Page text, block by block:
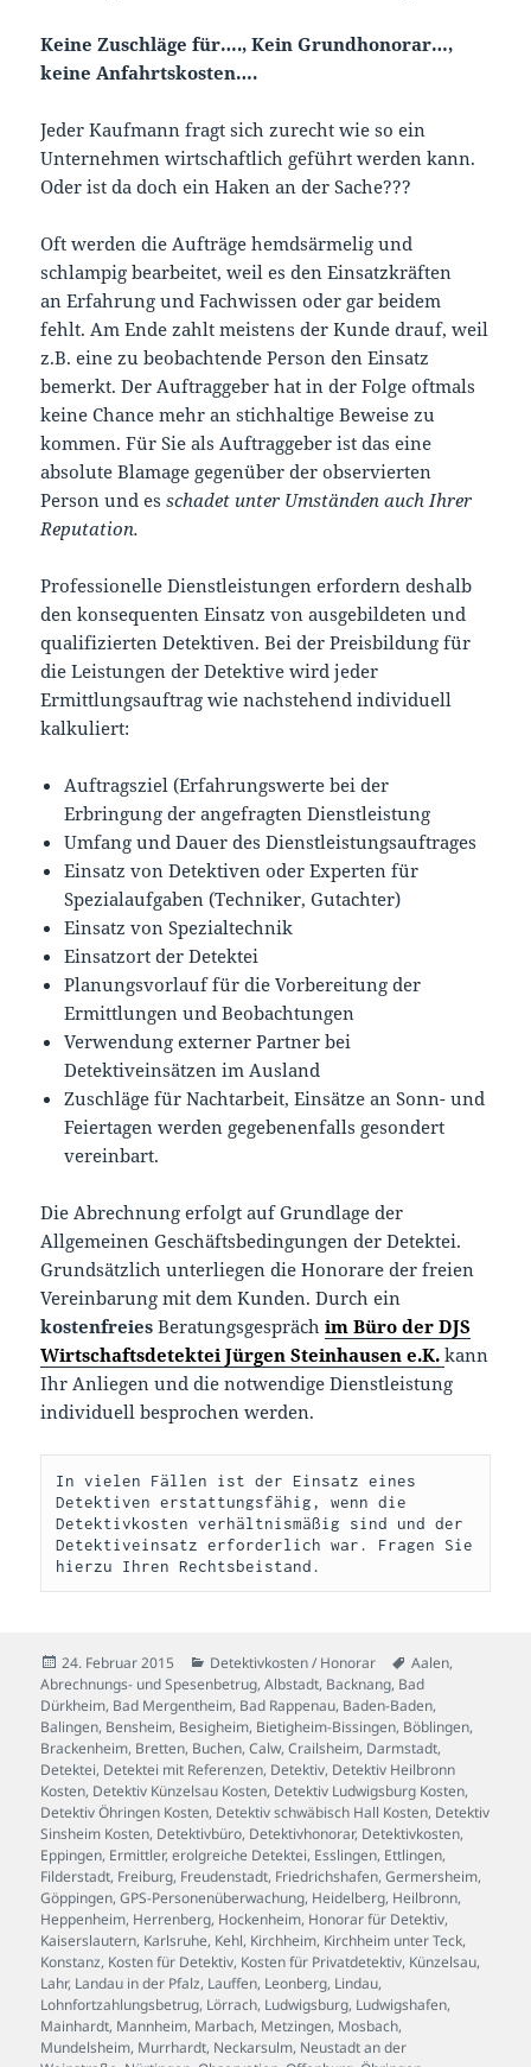
Keine Zuschläge für…., Kein Grundhonorar…,
keine Anfahrtskosten….
Jeder Kaufmann fragt sich zurecht wie so ein
Unternehmen wirtschaftlich geführt werden kann.
Oder ist da doch ein Haken an der Sache???
Oft werden die Aufträge hemdsärmelig und
schlampig bearbeitet, weil es den Einsatzkräften
an Erfahrung und Fachwissen oder gar beidem
fehlt. Am Ende zahlt meistens der Kunde drauf, weil
z.B. eine zu beobachtende Person den Einsatz
bemerkt. Der Auftraggeber hat in der Folge oftmals
keine Chance mehr an stichhaltige Beweise zu
kommen. Für Sie als Auftraggeber ist das eine
absolute Blamage gegenüber der observierten
Person und esschadet unter Umständen auch Ihrer
Reputation.
Professionelle Dienstleistungen erfordern deshalb
den konsequenten Einsatz von ausgebildeten und
qualifizierten Detektiven. Bei der Preisbildung für
die Leistungen der Detektive wird jeder
Ermittlungsauftrag wie nachstehend individuell
kalkuliert:
Auftragsziel (Erfahrungswerte bei der
Erbringung der angefragten Dienstleistung
Umfang und Dauer des Dienstleistungsauftrages
Einsatz von Detektiven oder Experten für
Spezialaufgaben (Techniker, Gutachter)
Einsatz von Spezialtechnik
Einsatzort der Detektei
Planungsvorlauf für die Vorbereitung der
Ermittlungen und Beobachtungen
Verwendung externer Partner bei
Detektiveinsätzen im Ausland
Zuschläge für Nachtarbeit, Einsätze an Sonn- und
Feiertagen werden gegebenenfalls gesondert
vereinbart.
Die Abrechnung erfolgt auf Grundlage der
Allgemeinen Geschäftsbedingungen der Detektei.
Grundsätzlich unterliegen die Honorare der freien
Vereinbarung mit dem Kunden. Durch ein
kostenfreies Beratungsgesprächim Büro der DJS
Wirtschaftsdetektei Jürgen Steinhausen e.K. kann
Ihr Anliegen und die notwendige Dienstleistung
individuell besprochen werden.
In vielen Fällen ist der Einsatz eines
Detektiven erstattungsfähig, wenn die
Detektivkosten verhältnismäßig sind und der
Detektiveinsatz erforderlich war. Fragen Sie
hierzu Ihren Rechtsbeistand.
Veröffentlicht
am
24. Februar 2015 Kategorien
Detektivkosten / Honorar Schlagwörter
Aalen,
Abrechnungs- und Spesenbetrug,Albstadt, Backnang, Bad
Dürkheim, Bad Mergentheim, Bad Rappenau, Baden-Baden,
Balingen, Bensheim, Besigheim, Bietigheim-Bissingen, Böblingen,
Brackenheim, Bretten, Buchen,Calw,Crailsheim, Darmstadt,
Detektei, Detektei mit Referenzen, Detektiv, Detektiv Heilbronn
Kosten, Detektiv Künzelsau Kosten, Detektiv Ludwigsburg Kosten,
Detektiv Öhringen Kosten, Detektiv schwäbisch Hall Kosten, Detektiv
Sinsheim Kosten, Detektivbüro, Detektivhonorar, Detektivkosten,
Eppingen, Ermittler,erolgreiche Detektei, Esslingen, Ettlingen,
Filderstadt, Freiburg, Freudenstadt, Friedrichshafen,Germersheim,
Göppingen,GPS-Personenüberwachung, Heidelberg, Heilbronn,
Heppenheim, Herrenberg, Hockenheim, Honorar für Detektiv,
Kaiserslautern, Karlsruhe, Kehl, Kirchheim, Kirchheim unter Teck,
Konstanz, Kosten für Detektiv, Kosten für Privatdetektiv, Künzelsau,
Lahr, Landau in der Pfalz, Lauffen, Leonberg, Lindau,
Lohnfortzahlungsbetrug, Lörrach, Ludwigsburg, Ludwigshafen,
Mainhardt, Mannheim, Marbach, Metzingen, Mosbach,
Mundelsheim, Murrhardt, Neckarsulm, Neustadt an der